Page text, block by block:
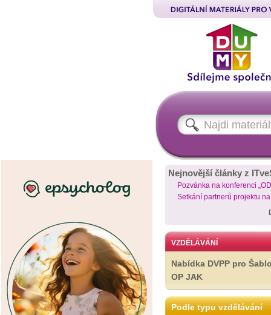
Nejnovější články z
Pozvánka na konferenci
Setkání partnerů projektu
VZDĚLÁVÁNÍ
Nabídka DVPP pro
OP JAK
Podle typu vzdělávání